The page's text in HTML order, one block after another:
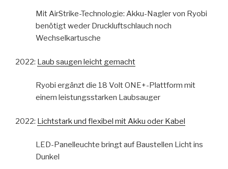
Mit AirStrike-Technologie: Akku-Nagler von Ryobi
benötigt weder Druckluftschlauch noch
Wechselkartusche
2022: Laub saugen leicht gemacht
Ryobi ergänzt die 18 Volt ONE+-Plattform mit
einem leistungsstarken Laubsauger
2022: Lichtstark und flexibel mit Akku oder Kabel
LED-Panelleuchte bringt auf Baustellen Licht ins
Dunkel